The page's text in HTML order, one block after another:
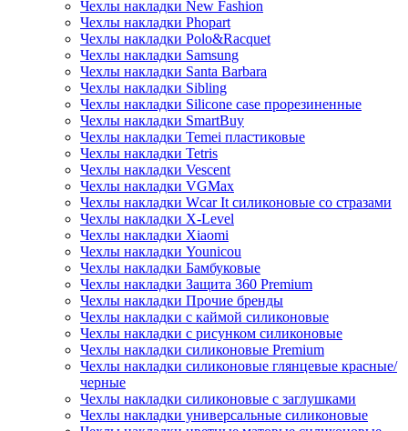
Чехлы накладки New Fashion
Чехлы накладки Phopart
Чехлы накладки Polo&Racquet
Чехлы накладки Samsung
Чехлы накладки Santa Barbara
Чехлы накладки Sibling
Чехлы накладки Silicone case прорезиненные
Чехлы накладки SmartBuy
Чехлы накладки Temei пластиковые
Чехлы накладки Tetris
Чехлы накладки Vescent
Чехлы накладки VGMax
Чехлы накладки Wcar It силиконовые со стразами
Чехлы накладки X-Level
Чехлы накладки Xiaomi
Чехлы накладки Younicou
Чехлы накладки Бамбуковые
Чехлы накладки Защита 360 Premium
Чехлы накладки Прочие бренды
Чехлы накладки с каймой силиконовые
Чехлы накладки с рисунком силиконовые
Чехлы накладки силиконовые Premium
Чехлы накладки силиконовые глянцевые красные/
черные
Чехлы накладки силиконовые с заглушками
Чехлы накладки универсальные силиконовые